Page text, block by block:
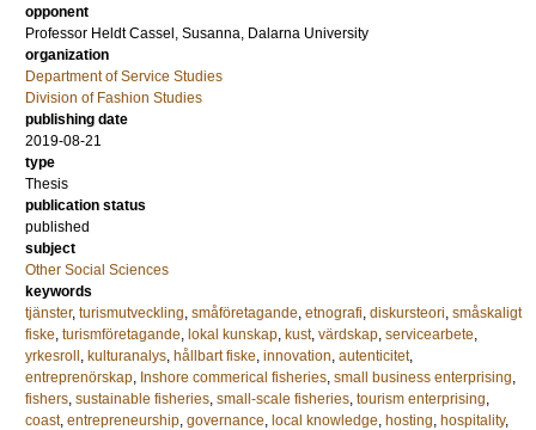
opponent
Professor Heldt Cassel, Susanna, Dalarna University
organization
Department of Service Studies
Division of Fashion Studies
publishing date
2019-08-21
type
Thesis
publication status
published
subject
Other Social Sciences
keywords
tjänster, turismutveckling, småföretagande, etnografi, diskursteori, småskaligt
fiske, turismföretagande, lokal kunskap, kust, värdskap, servicearbete,
yrkesroll , kulturanalys, hållbart fiske, innovation, autenticitet,
entreprenörskap, Inshore commerical fisheries, small business enterprising,
fishers, sustainable fisheries, small-scale fisheries, tourism enterprising,
coast, entrepreneurship, governance, local knowledge, hosting, hospitality,